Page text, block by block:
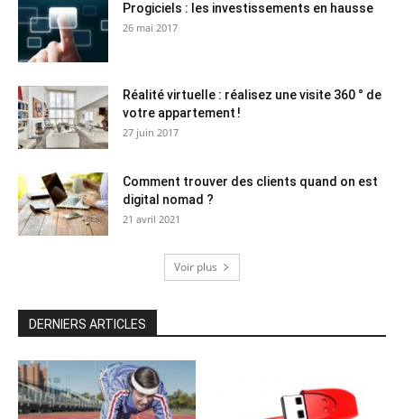
Progiciels : les investissements en hausse
26 mai 2017
Réalité virtuelle : réalisez une visite 360 ° de
votre appartement !
27 juin 2017
Comment trouver des clients quand on est
digital nomad ?
21 avril 2021
Voir plus
DERNIERS ARTICLES